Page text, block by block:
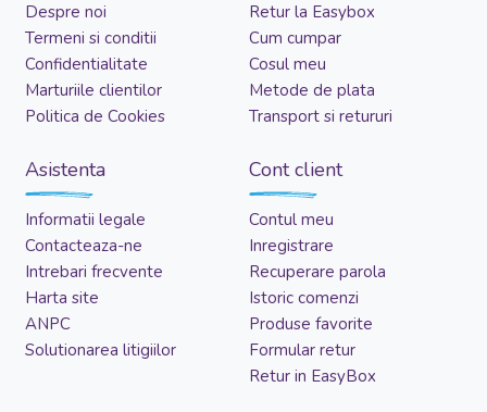
Despre noi
Termeni si conditii
Confidentialitate
Marturiile clientilor
Politica de Cookies
Retur la Easybox
Cum cumpar
Cosul meu
Metode de plata
Transport si retururi
Asistenta
Informatii legale
Contacteaza-ne
Intrebari frecvente
Harta site
ANPC
Solutionarea litigiilor
Cont client
Contul meu
Inregistrare
Recuperare parola
Istoric comenzi
Produse favorite
Formular retur
Retur in EasyBox